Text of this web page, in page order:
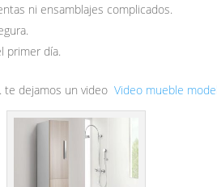
ni ensamblajes complicados.
primer día.
. te dejamos un videoVideo mueble